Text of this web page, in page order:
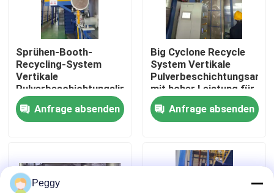
VR Show
Über uns
Fabrik-Ausflug
Qualitätskontrolle
Treten Sie mit uns in Verbindung
Sprühen-Booth-
Recycling-System
Vertikale
Pulverbeschichtungslinie
Hochleistungs- für
Aluminiumprofile
Anfrage absenden
Big Cyclone Recycle
System Vertikale
mit hoher Leistung für
Aluminiumprofile
Anfrage absenden
Peggy